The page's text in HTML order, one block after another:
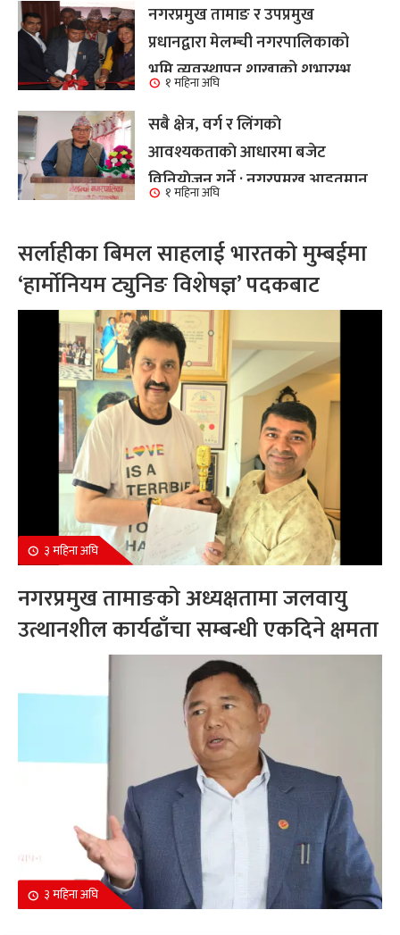
नगरप्रमुख तामाङ र उपप्रमुख
प्रधानद्वारा मेलम्ची नगरपालिकाको
भूमि व्यवस्थापन शाखाको शुभारम्भ
कार्य सम्पन्न
१ महिना अघि
सबै क्षेत्र, वर्ग र लिंगकाे
आवश्यकताकाे आधारमा बजेट
विनियाेजन गर्ने : नगरप्रमुख आइतमान
तामाङ
१ महिना अघि
सर्लाहीका बिमल साहलाई भारतको मुम्बईमा
‘हार्मोनियम ट्युनिङ विशेषज्ञ’ पदकबाट
सम्मानित
३ महिना अघि
नगरप्रमुख तामाङको अध्यक्षतामा जलवायु
उत्थानशील कार्यढाँचा सम्बन्धी एकदिने क्षमता
अभिवृद्धि कार्यक्रम सम्पन्न
३ महिना अघि